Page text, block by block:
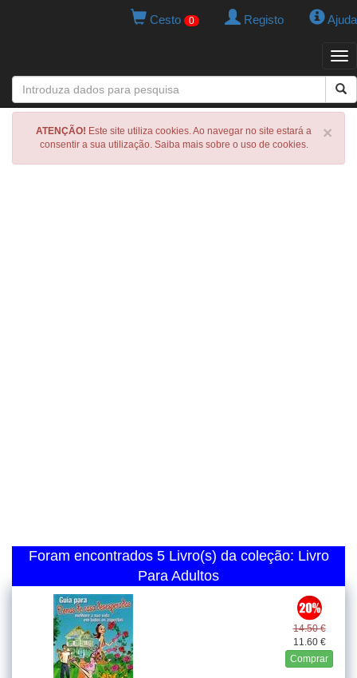
Cesto 0 Registo Ajuda
×
ATENÇÃO! Este site utiliza cookies. Ao navegar no site estará a
consentir a sua utilização. Saiba mais sobre o uso de cookies.
Foram encontrados 5 Livro(s) da coleção: Livro
Para Adultos
14.50 €
11.60 €
Comprar